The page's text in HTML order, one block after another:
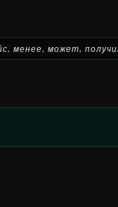
, менее, может,